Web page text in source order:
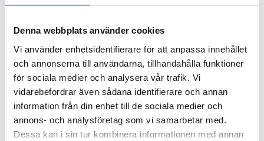
Denna webbplats använder cookies
Vi använder enhetsidentifierare för att anpassa innehållet
och annonserna till användarna, tillhandahålla funktioner
för sociala medier och analysera vår trafik. Vi
vidarebefordrar även sådana identifierare och annan
information från din enhet till de sociala medier och
annons- och analysföretag som vi samarbetar med.
Dessa kan i sin tur kombinera informationen med annan
relevanta lagar.
Vill ni veta mer om ISO 27001?
För att komma igång med informationssäkerhet enligt ISO
27001 rekommenderar vi att ni köper ett exemplar av
standarden påwww.sis.seoch/eller deltar i en utbildning i
standarden.
Har ni frågor eller vill ha en offert? Kontakta oss gärna så